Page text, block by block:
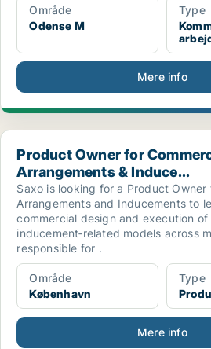
Område
Odense M
Type
Mere info
Product Owner for Commercial
Product Owner for
Arrangements & Induce...
Saxo is looking for a Product Owner
Arrangements and Inducements to
commercial design and execution of
inducement‑related models across
responsible for .
Område
København
Type
Mere info